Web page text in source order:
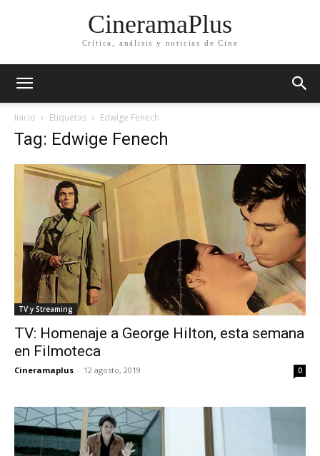
CineramaPlus
Crítica, análisis y noticias de Cine
Inicio Etiquetas Edwige Fenech
Tag: Edwige Fenech
TV y Streaming
TV: Homenaje a George Hilton, esta semana
en Filmoteca
Cineramaplus - 12 agosto, 2019 0